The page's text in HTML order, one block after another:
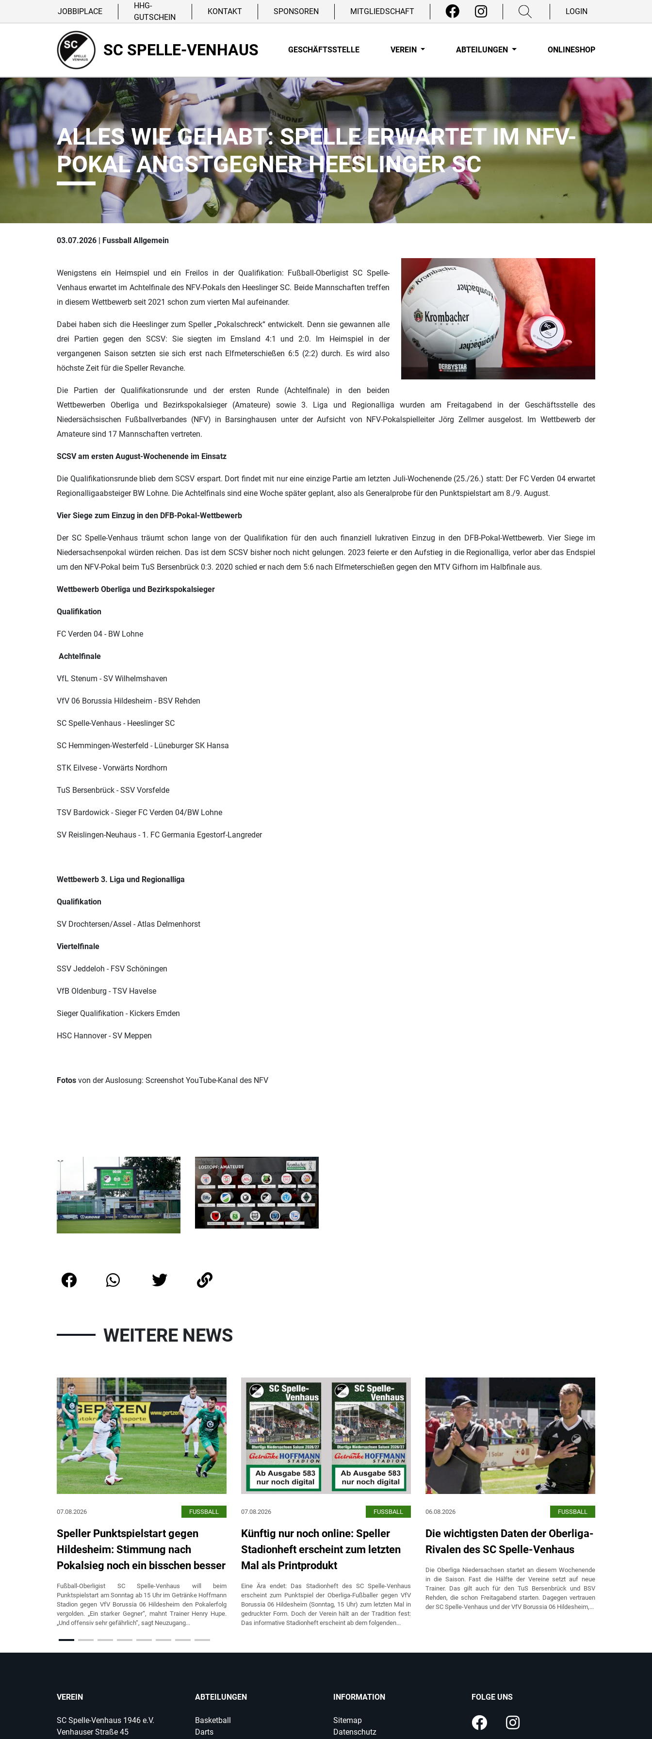
JOBBIPLACE
HHG-
GUTSCHEIN
KONTAKT SPONSOREN MITGLIEDSCHAFT LOGIN
SC SPELLE-VENHAUS GESCHÄFTSSTELLE VEREIN ABTEILUNGEN ONLINESHOP
ALLES WIE GEHABT: SPELLE ERWARTET IM NFV-
POKAL ANGSTGEGNER HEESLINGER SC
03.07.2026 | Fussball Allgemein
Wenigstens ein Heimspiel und ein Freilos in der Qualifikation: Fußball-Oberligist SC Spelle-
Venhaus erwartet im Achtelfinale des NFV-Pokals den Heeslinger SC. Beide Mannschaften treffen
in diesem Wettbewerb seit 2021 schon zum vierten Mal aufeinander.
Dabei haben sich die Heeslinger zum Speller „Pokalschreck“ entwickelt. Denn sie gewannen alle
drei Partien gegen den SCSV: Sie siegten im Emsland 4:1 und 2:0. Im Heimspiel in der
vergangenen Saison setzten sie sich erst nach Elfmeterschießen 6:5 (2:2) durch. Es wird also
höchste Zeit für die Speller Revanche.
Die Partien der Qualifikationsrunde und der ersten Runde (Achtelfinale) in den beiden
Wettbewerben Oberliga und Bezirkspokalsieger (Amateure) sowie 3. Liga und Regionalliga wurden am Freitagabend in der Geschäftsstelle des
Niedersächsischen Fußballverbandes (NFV) in Barsinghausen unter der Aufsicht von NFV-Pokalspielleiter Jörg Zellmer ausgelost. Im Wettbewerb der
Amateure sind 17 Mannschaften vertreten.
SCSV am ersten August-Wochenende im Einsatz
Die Qualifikationsrunde blieb dem SCSV erspart. Dort findet mit nur eine einzige Partie am letzten Juli-Wochenende (25./26.) statt: Der FC Verden 04 erwartet
Regionalligaabsteiger BW Lohne. Die Achtelfinals sind eine Woche später geplant, also als Generalprobe für den Punktspielstart am 8./9. August.
Vier Siege zum Einzug in den DFB-Pokal-Wettbewerb
Der SC Spelle-Venhaus träumt schon lange von der Qualifikation für den auch finanziell lukrativen Einzug in den DFB-Pokal-Wettbewerb. Vier Siege im
Niedersachsenpokal würden reichen. Das ist dem SCSV bisher noch nicht gelungen. 2023 feierte er den Aufstieg in die Regionalliga, verlor aber das Endspiel
um den NFV-Pokal beim TuS Bersenbrück 0:3. 2020 schied er nach dem 5:6 nach Elfmeterschießen gegen den MTV Gifhorn im Halbfinale aus.
Wettbewerb Oberliga und Bezirkspokalsieger
Qualifikation
FC Verden 04 - BW Lohne
Achtelfinale
VfL Stenum - SV Wilhelmshaven
VfV 06 Borussia Hildesheim - BSV Rehden
SC Spelle-Venhaus - Heeslinger SC
SC Hemmingen-Westerfeld - Lüneburger SK Hansa
STK Eilvese - Vorwärts Nordhorn
TuS Bersenbrück - SSV Vorsfelde
TSV Bardowick - Sieger FC Verden 04/BW Lohne
SV Reislingen-Neuhaus - 1. FC Germania Egestorf-Langreder
Wettbewerb 3. Liga und Regionalliga
Qualifikation
SV Drochtersen/Assel - Atlas Delmenhorst
Viertelfinale
SSV Jeddeloh - FSV Schöningen
VfB Oldenburg - TSV Havelse
Sieger Qualifikation - Kickers Emden
HSC Hannover - SV Meppen
Fotos von der Auslosung: Screenshot YouTube-Kanal des NFV
WEITERE NEWS
07.08.2026 FUSSBALL
Speller Punktspielstart gegen
Hildesheim: Stimmung nach
Pokalsieg noch ein bisschen besser
Fußball-Oberligist SC Spelle-Venhaus will beim
Punktspielstart am Sonntag ab 15 Uhr im Getränke Hoffmann
Stadion gegen VfV Borussia 06 Hildesheim den Pokalerfolg
vergolden. „Ein starker Gegner“, mahnt Trainer Henry Hupe.
„Und offensiv sehr gefährlich“, sagt Neuzugang...
07.08.2026 FUSSBALL
Künftig nur noch online: Speller
Stadionheft erscheint zum letzten
Mal als Printprodukt
Eine Ära endet: Das Stadionheft des SC Spelle-Venhaus
erscheint zum Punktspiel der Oberliga-Fußballer gegen VfV
Borussia 06 Hildesheim (Sonntag, 15 Uhr) zum letzten Mal in
gedruckter Form. Doch der Verein hält an der Tradition fest:
Das informative Stadionheft erscheint ab dem folgenden...
06.08.2026 FUSSBALL
Die wichtigsten Daten der Oberliga-
Rivalen des SC Spelle-Venhaus
Die Oberliga Niedersachsen startet an diesem Wochenende
in die Saison. Fast die Hälfte der Vereine setzt auf neue
Trainer. Das gilt auch für den TuS Bersenbrück und BSV
Rehden, die schon Freitagabend starten. Dagegen vertrauen
der SC Spelle-Venhaus und der VfV Borussia 06 Hildesheim,...
VEREIN
SC Spelle-Venhaus 1946 e.V.
Venhauser Straße 45
ABTEILUNGEN
Basketball
Darts
INFORMATION
Sitemap
Datenschutz
FOLGE UNS